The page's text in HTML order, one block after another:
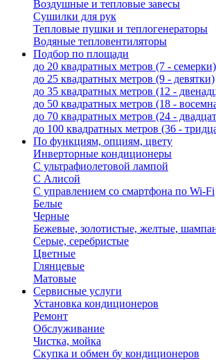
Воздушные и тепловые завесы
Сушилки для рук
Тепловые пушки и теплогенераторы
Водяные тепловентиляторы
Подбор по площади
до 20 квадратных метров (7 - семерки)
до 25 квадратных метров (9 - девятки)
до 35 квадратных метров (12 -
до 50 квадратных метров (18 -
до 70 квадратных метров (24 -
до 100 квадратных метров (36 -
По функциям, опциям, цвету
Инверторные кондиционеры
С ультрафиолетовой лампой
С Алисой
С управлением со смартфона по Wi-Fi
Белые
Черные
Бежевые, золотистые, желтые,
Серые, серебристые
Цветные
Глянцевые
Матовые
Сервисные услуги
Установка кондиционеров
Ремонт
Обслуживание
Чистка, мойка
Скупка и обмен бу кондиционеров